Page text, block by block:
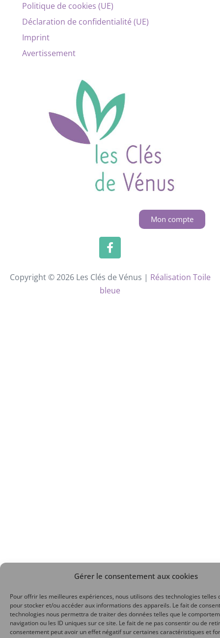
Gérer le consentement aux cookies
Pour offrir les meilleures expériences, nous utilisons des technologies telles
pour stocker et/ou accéder aux informations des appareils. Le fait de
technologies nous permettra de traiter des données telles que le
navigation ou les ID uniques sur ce site. Le fait de ne pas consentir ou de
consentement peut avoir un effet négatif sur certaines caractéristiques et
Politique de cookies (UE)
Déclaration de confidentialité (UE)
Imprint
Avertissement
Mon compte
Copyright © 2026 Les Clés de Vénus | Réalisation Toile
bleue